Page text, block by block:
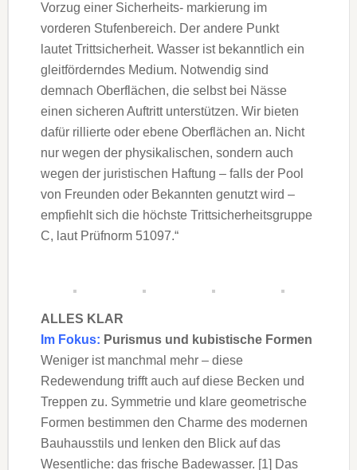
Vorzug einer Sicherheits- markierung im
vorderen Stufenbereich. Der andere Punkt
lautet Trittsicherheit. Wasser ist bekanntlich ein
gleitförderndes Medium. Notwendig sind
demnach Oberflächen, die selbst bei Nässe
einen sicheren Auftritt unterstützen. Wir bieten
dafür rillierte oder ebene Oberflächen an. Nicht
nur wegen der physikalischen, sondern auch
wegen der juristischen Haftung – falls der Pool
von Freunden oder Bekannten genutzt wird –
empfiehlt sich die höchste Trittsicherheitsgruppe
C, laut Prüfnorm 51097.“
ALLES KLAR
Im Fokus: Purismus und kubistische Formen
Weniger ist manchmal mehr – diese
Redewendung trifft auch auf diese Becken und
Treppen zu. Symmetrie und klare geometrische
Formen bestimmen den Charme des modernen
Bauhausstils und lenken den Blick auf das
Wesentliche: das frische Badewasser. [1] Das